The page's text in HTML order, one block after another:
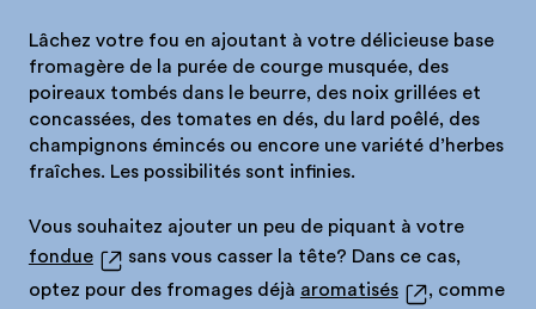
Lâchez votre fou en ajoutant à votre délicieuse base
fromagère de la purée de courge musquée, des
poireaux tombés dans le beurre, des noix grillées et
concassées, des tomates en dés, du lard poêlé, des
champignons émincés ou encore une variété d’herbes
fraîches. Les possibilités sont infinies.
Vous souhaitez ajouter un peu de piquant à votre
fondue
sans vous casser la tête? Dans ce cas,
optez pour des fromages déjà aromatisés
, comme